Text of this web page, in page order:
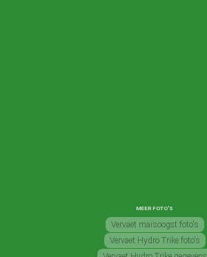
MEER FOTO'S
Vervaet maïsoogst foto's
Vervaet Hydro Trike foto's